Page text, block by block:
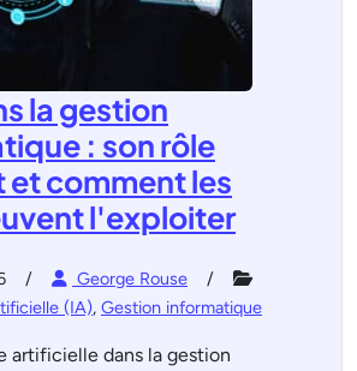
la gestion
: son rôle
comment les
l'exploiter
George Rouse
(IA), Gestion informatique
artificielle dans la gestion